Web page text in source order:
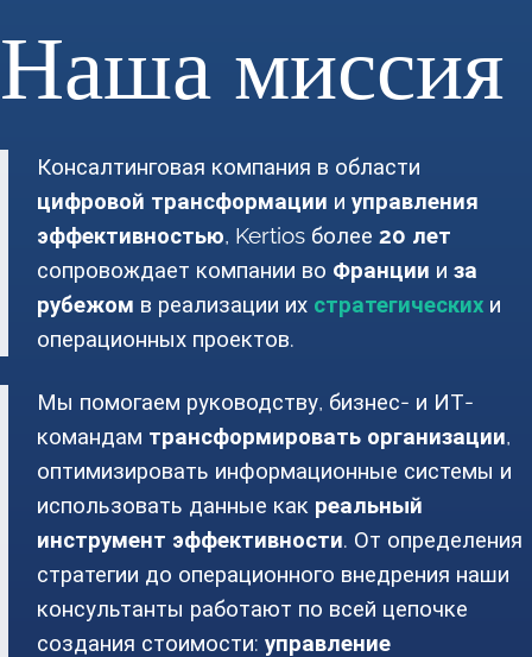
Наша миссия
Консалтинговая компания в области
цифровой трансформации и управления
эффективностью, Kertios более 20 лет
сопровождает компании во Франции и за
рубежом в реализации их стратегических и
операционных проектов.
Мы помогаем руководству, бизнес- и ИТ-
командам трансформировать организации,
оптимизировать информационные системы и
использовать данные как реальный
инструмент эффективности. От определения
стратегии до операционного внедрения наши
консультанты работают по всей цепочке
создания стоимости: управление